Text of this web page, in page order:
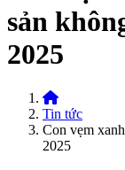
sản
2025
Home
Tin tức
Con vẹm
2025